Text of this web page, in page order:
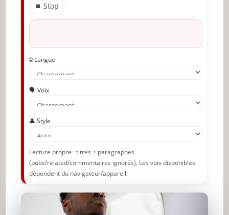
Quel est le nœud de cravate le plus facile ?
Quel nœud convient aux débutants ?
fois nouée ?
jours ?
Comment obtenir un joli creux sous le
Conclusion : L’art du nœud de cravate
Articles recommandés
⏹ Stop
🌐 Langue
🗣️ Voix
👤 Style
Lecture propre : titres + paragraphes
(pubs/related/commentaires ignorés). Les voix disponibles
dépendent du navigateur/appareil.